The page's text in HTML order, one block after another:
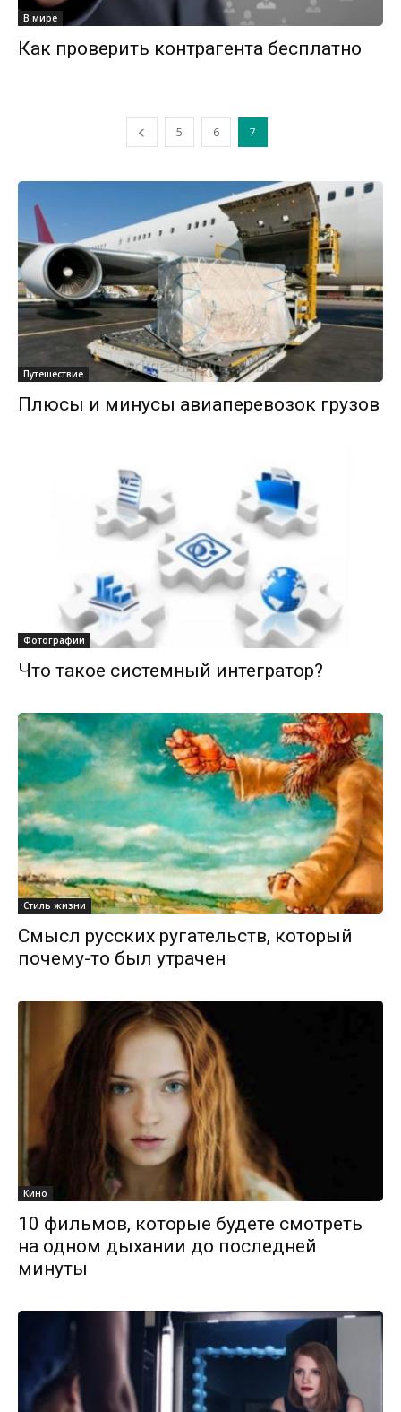
В мире
Как проверить контрагента бесплатно
5 6 7
Путешествие
Плюсы и минусы авиаперевозок грузов
Фотографии
Что такое системный интегратор?
Стиль жизни
Смысл русских ругательств, который
почему-то был утрачен
Кино
10 фильмов, которые будете смотреть
на одном дыхании до последней
минуты